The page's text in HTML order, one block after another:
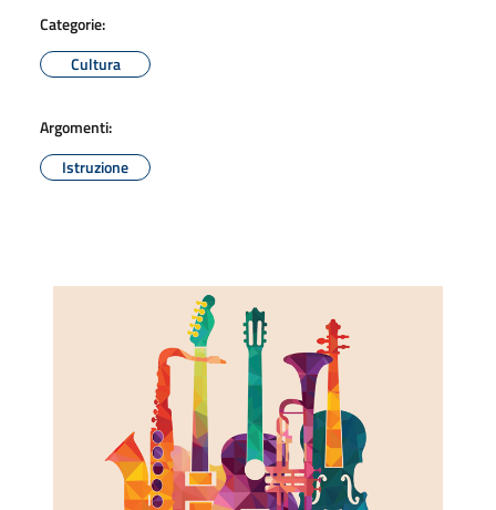
Categorie:
Cultura
Argomenti:
Istruzione